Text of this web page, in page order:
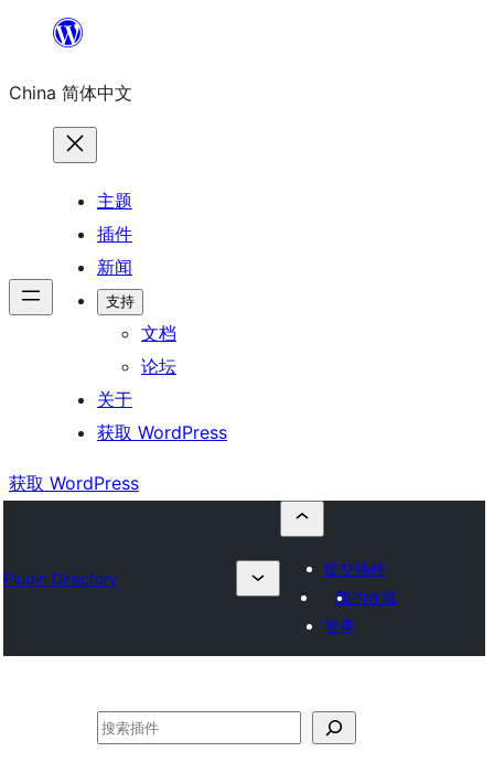
内
China 简体中文
主题
插件
新闻
支持
文档
论坛
关于
获取 WordPress
获取 WordPress
Plugin Directory
提交插件
我的收藏
登录
搜